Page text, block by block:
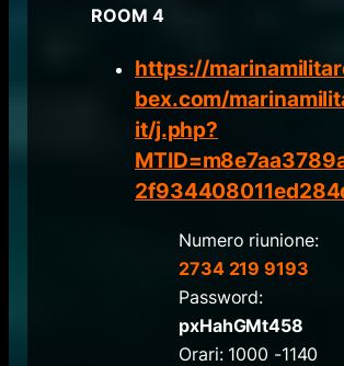
ROOM 4
https://
bex.com/
it/j.php?
Numero riunione:
2734 219 9193
Password:
pxHahGMt458
Orari: 1000 -1140